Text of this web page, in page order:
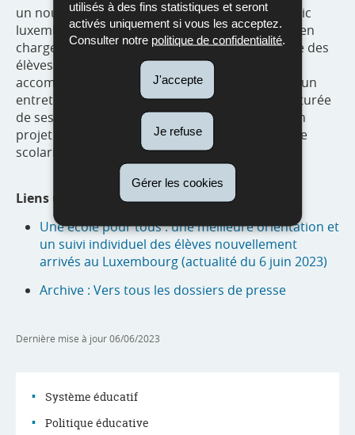
utilisés à des fins statistiques et seront
activés uniquement si vous les acceptez.
Consulter notre politique de confidentialité
J'accepte
Je refuse
Gérer les cookies
un nouveau dispositif pour l’enseignement public
luxembourgeois. Le dispositif prévoit une prise en
charge systématique et holistique de l’ensemble des
élèves nouvellement arrivés. Chaque élève,
accompagné de ses parents, se verra proposer un
entretien d’information, une appréciation structurée
de ses compétences, ainsi que l’élaboration d’un
projet d’accueil comprenant des propositions de
scolarisation et d’orientation bien définies.
Liens utiles :
Une école pour tous : une meilleure orientation et
un suivi individuel des élèves nouvellement
arrivés au Luxembourg (actualité du 6 juin 2023)
Archive : Vers tous les dossiers de presse
Dernière mise à jour06/06/2023
Système éducatif
Politique éducative